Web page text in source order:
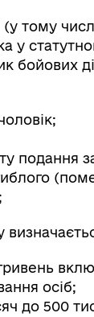
тому
у
бойових
подання
осіб;
до 500